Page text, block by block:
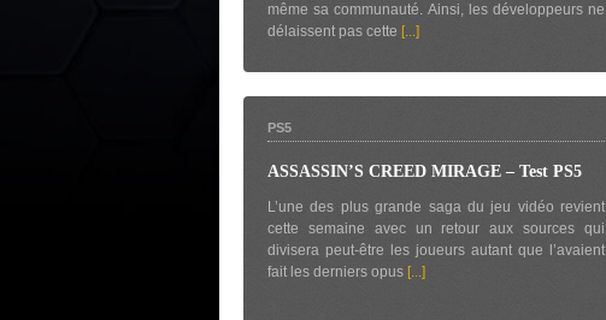
même sa communauté. Ainsi, les développeurs ne
délaissent pas cette [...]
PS5
ASSASSIN’S CREED MIRAGE – Test PS5
L’une des plus grande saga du jeu vidéo revient
cette semaine avec un retour aux sources qui
divisera peut-être les joueurs autant que l’avaient
fait les derniers opus [...]